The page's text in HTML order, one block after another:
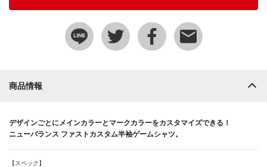
商品情報
デザインごとにメインカラーとマークカラーをカスタマイズできる！
ニューバランス ファストカスタム半袖ゲームシャツ。
【スペック】